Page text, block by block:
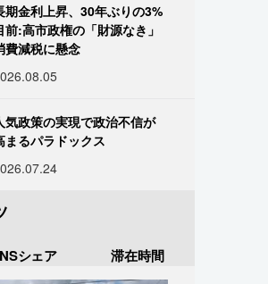
期金利上昇、30年ぶりの3%
前:高市政権の「財源なき」
費減税に懸念
気政策の実現で政治不信が
まるパラドックス
シェア 滞在時間